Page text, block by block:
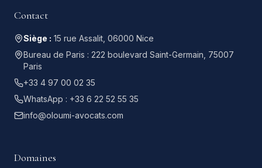
Contact
Siège : 15 rue Assalit, 06000 Nice
Bureau de Paris : 222 boulevard Saint-Germain, 75007
Paris
+33 4 97 00 02 35
WhatsApp : +33 6 22 52 55 35
info@oloumi-avocats.com
Domaines